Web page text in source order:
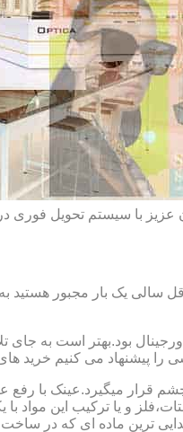
عزیز با سیستم تحویل
یک بار مجبور هستید
بود.بهتر است به
را پیشنهاد می کنیم خرید
میگیرد.عینک با رفع
و یا ترکیب این مواد
کلی ساخته شده :۱ : شیشه۲: پلاستیک شیشه